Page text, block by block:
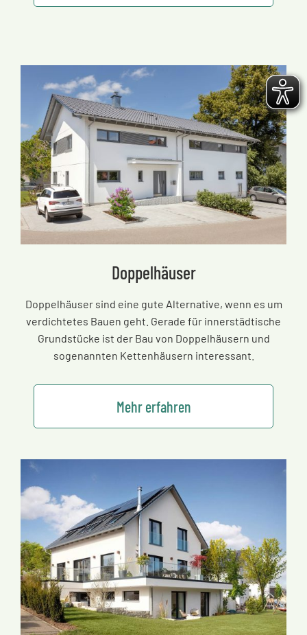
Doppelhäuser
Doppelhäuser sind eine gute Alternative, wenn es um
verdichtetes Bauen geht. Gerade für innerstädtische
Grundstücke ist der Bau von Doppelhäusern und
sogenannten Kettenhäusern interessant.
Mehr erfahren